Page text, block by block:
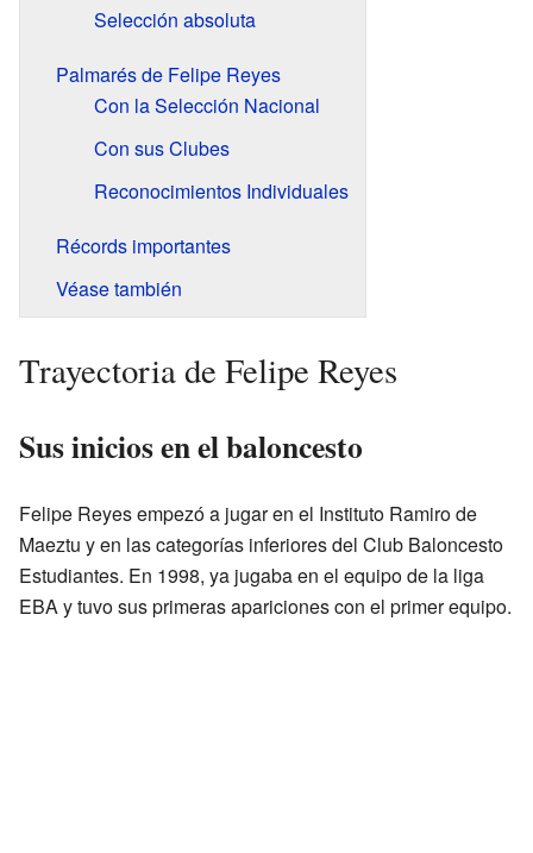
Selección absoluta
Palmarés de Felipe Reyes
Con la Selección Nacional
Con sus Clubes
Reconocimientos Individuales
Récords importantes
Véase también
Trayectoria de Felipe Reyes
Sus inicios en el baloncesto
Felipe Reyes empezó a jugar en el Instituto Ramiro de
Maeztu y en las categorías inferiores del Club Baloncesto
Estudiantes. En 1998, ya jugaba en el equipo de la liga
EBA y tuvo sus primeras apariciones con el primer equipo.